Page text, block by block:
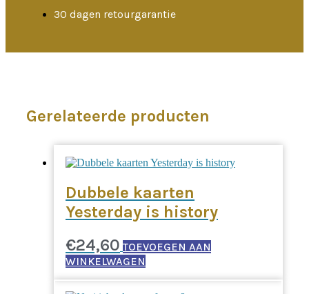
30 dagen retourgarantie
Gerelateerde producten
Dubbele kaarten
Yesterday is history
€24,60 TOEVOEGEN AAN
WINKELWAGEN